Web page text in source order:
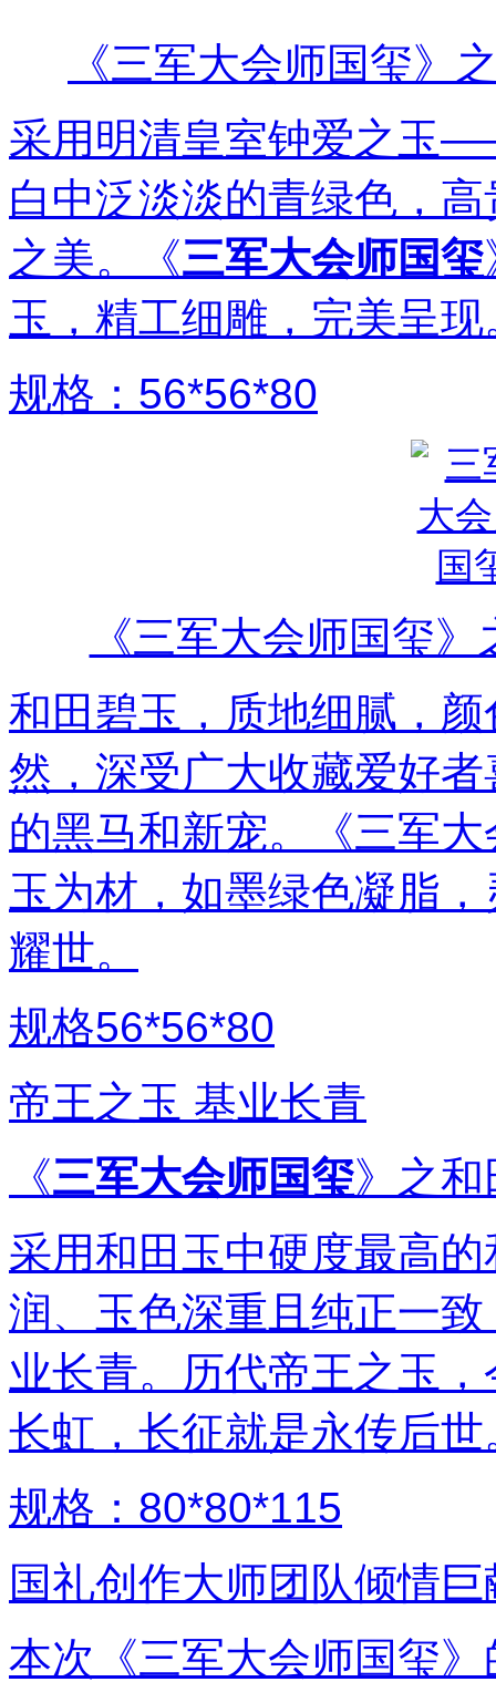
《三军大会师国玺》
采用明清皇室钟爱之玉
白中泛淡淡的青绿色，
之美。《三军大会师国玺
玉，精工细雕，完美呈现
规格：56*56*80
《三军大会师国玺
和田碧玉，质地细腻，
然，深受广大收藏爱好
的黑马和新宠。《三军
玉为材，如墨绿色凝脂
耀世。
规格56*56*80
帝王之玉 基业长青
《三军大会师国玺》之
采用和田玉中硬度最高
润、玉色深重且纯正一
业长青。历代帝王之玉
长虹，长征就是永传后世
规格：80*80*115
国礼创作大师团队倾情巨
本次《三军大会师国玺